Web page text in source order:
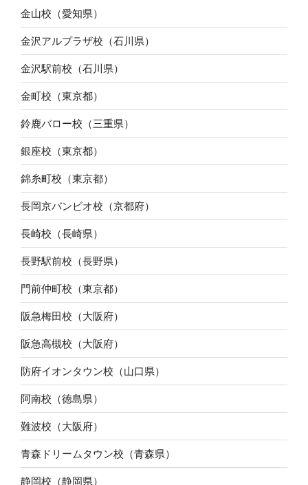
金山校（愛知県）
金沢アルプラザ校（石川県）
金沢駅前校（石川県）
金町校（東京都）
鈴鹿バロー校（三重県）
銀座校（東京都）
錦糸町校（東京都）
長岡京バンビオ校（京都府）
長崎校（長崎県）
長野駅前校（長野県）
門前仲町校（東京都）
阪急梅田校（大阪府）
阪急高槻校（大阪府）
防府イオンタウン校（山口県）
阿南校（徳島県）
難波校（大阪府）
青森ドリームタウン校（青森県）
静岡校（静岡県）